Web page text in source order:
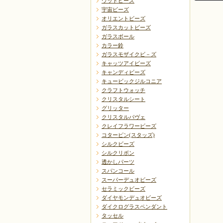
宇宙ビーズ
オリエントビーズ
ガラスカットビーズ
ガラスボール
カラー鈴
ガラスモザイクビ－ズ
キャッツアイビーズ
キャンディビーズ
キュービックジルコニア
クラフトウォッチ
クリスタルシート
グリッター
クリスタルパヴェ
クレイフラワービーズ
コターピン(スタッズ)
シルクビーズ
シルクリボン
透かしパーツ
スパンコール
スーパーデュオビーズ
セラミックビーズ
ダイヤモンデュオビーズ
ダイクログラスペンダント
タッセル